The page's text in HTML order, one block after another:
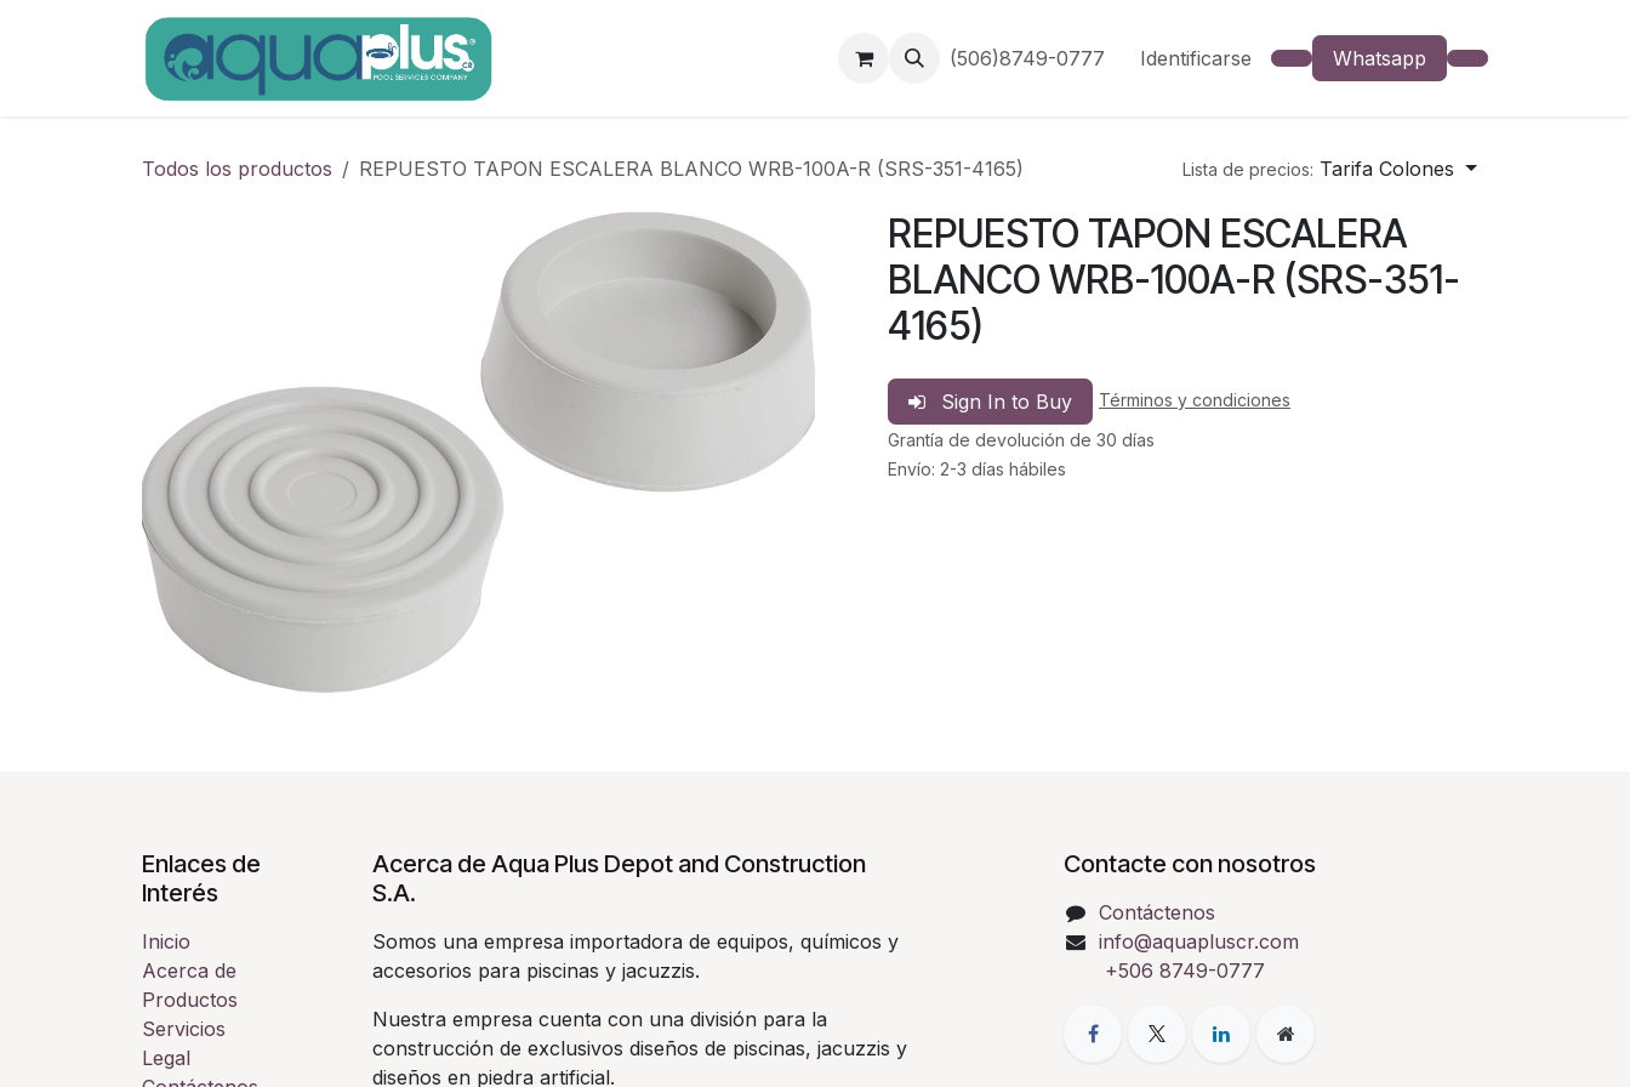
(506)8749-0777 Identificarse Whatsapp
Todos los productos REPUESTO TAPON ESCALERA BLANCO WRB-100A-R (SRS-351-4165) Lista de precios: Tarifa Colones
REPUESTO TAPON ESCALERA
BLANCO WRB-100A-R (SRS-351-
4165)
Sign In to Buy
Términos y condiciones
Grantía de devolución de 30 días
Envío: 2-3 días hábiles
Enlaces de
Interés
Inicio
Acerca de
Productos
Servicios
Legal
Acerca de Aqua Plus Depot and Construction
S.A.
Somos una empresa importadora de equipos, químicos y
accesorios para piscinas y jacuzzis.
Nuestra empresa cuenta con una división para la
construcción de exclusivos diseños de piscinas, jacuzzis y
diseños en piedra artificial.
Contacte con nosotros
Contáctenos
info@aquapluscr.com
+506 8749-0777